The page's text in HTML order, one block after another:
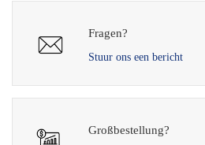
Fragen?
Stuur ons een bericht
Großbestellung?